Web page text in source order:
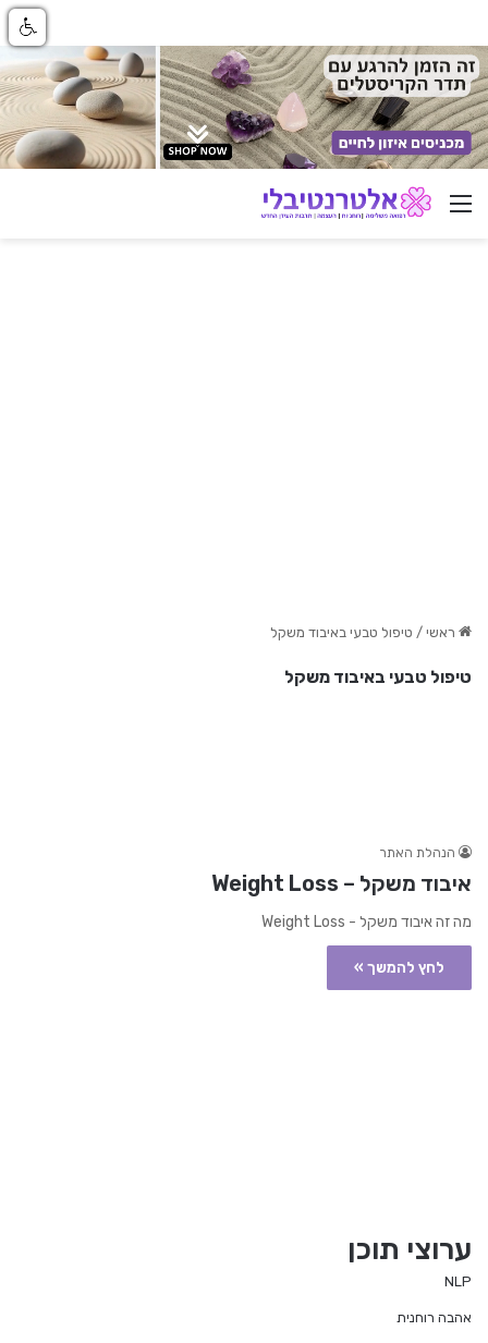
ניווט באתר
ראשי / טיפול טבעי באיבוד משקל
טיפול טבעי באיבוד משקל
הנהלת האתר
איבוד משקל – Weight Loss
מה זה איבוד משקל - Weight Loss
לחץ להמשך »
ערוצי תוכן
NLP
אהבה רוחנית